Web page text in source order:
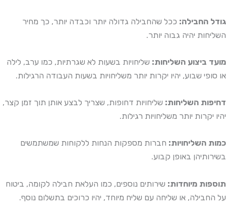
גודל החבילה: ככל שהחבילה גדולה יותר וכבדה יותר, כך מחיר
השליחות יהיה גבוה יותר.
מועד ביצוע השליחות: שליחויות בשעות לא שגרתיות, כמו ערב, לילה
או סופי שבוע, יהיו יקרות יותר משליחויות בשעות העבודה הרגילות.
דחיפות השליחות: שליחויות דחופות, שצריך לבצע אותן תוך זמן קצר,
יהיו יקרות יותר משליחויות רגילות.
כמות השליחויות: חברות מספקות הנחות ללקוחות שמשתמשים
בשירותיהן באופן קבוע.
תוספות מיוחדות: שירותים נוספים, כמו העלאת חבילה לקומה, ביטוח
על החבילה, או שליחה עם שליח מיוחד, יהיו כרוכים בתשלום נוסף.